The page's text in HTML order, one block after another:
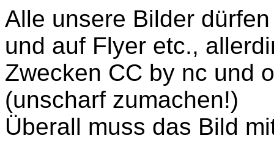
Alle unsere Bilder
und auf Flyer etc.,
Zwecken CC by nc und
(unscharf zumachen!)
Überall muss das Bild